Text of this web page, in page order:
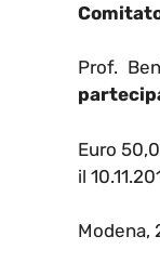
Prof.
Euro
il
Modena,